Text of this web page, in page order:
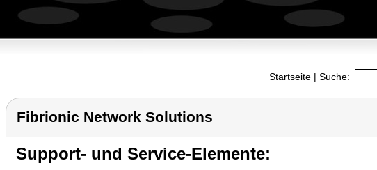
Startseite | Suche:
Fibrionic Network Solutions
Support- und Service-Elemente: